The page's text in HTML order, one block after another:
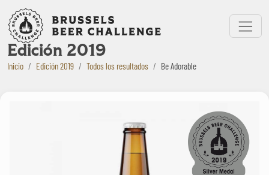
Bruxelles Beer Challenge
Menu
Edición 2019
Inicio Edición 2019 Todos los resultados Be Adorable